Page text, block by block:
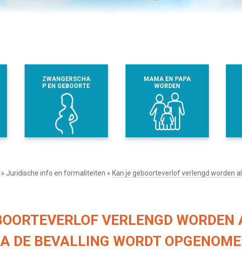
ZWANGERSCHA
P EN GEBOORTE
MAMA EN PAPA
WORDEN
» Juridische info en formaliteiten » Kan je geboorteverlof verlengd worden
VERLENGD WORDEN
DE BEVALLING WORDT